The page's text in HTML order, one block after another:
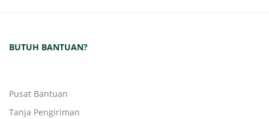
BUTUH BANTUAN?
Pusat Bantuan
Tanja Pengiriman